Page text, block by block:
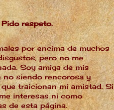
respeto.
por encima de muchos
pero no me
Soy amiga de mis
no siendo rencorosa y
traicionan mi amistad. Si
interesas ni como
de esta página.